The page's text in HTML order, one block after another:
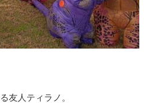
友人ティラノ。